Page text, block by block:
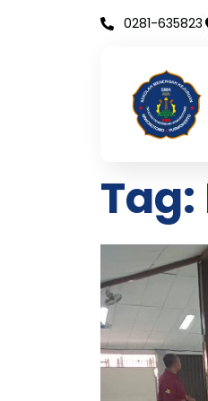
0281-635823
Tag: